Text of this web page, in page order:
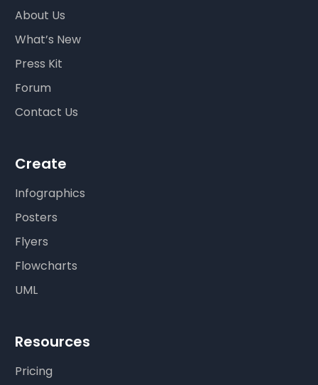
About Us
What’s New
Press Kit
Forum
Contact Us
Create
Infographics
Posters
Flyers
Flowcharts
UML
Resources
Pricing